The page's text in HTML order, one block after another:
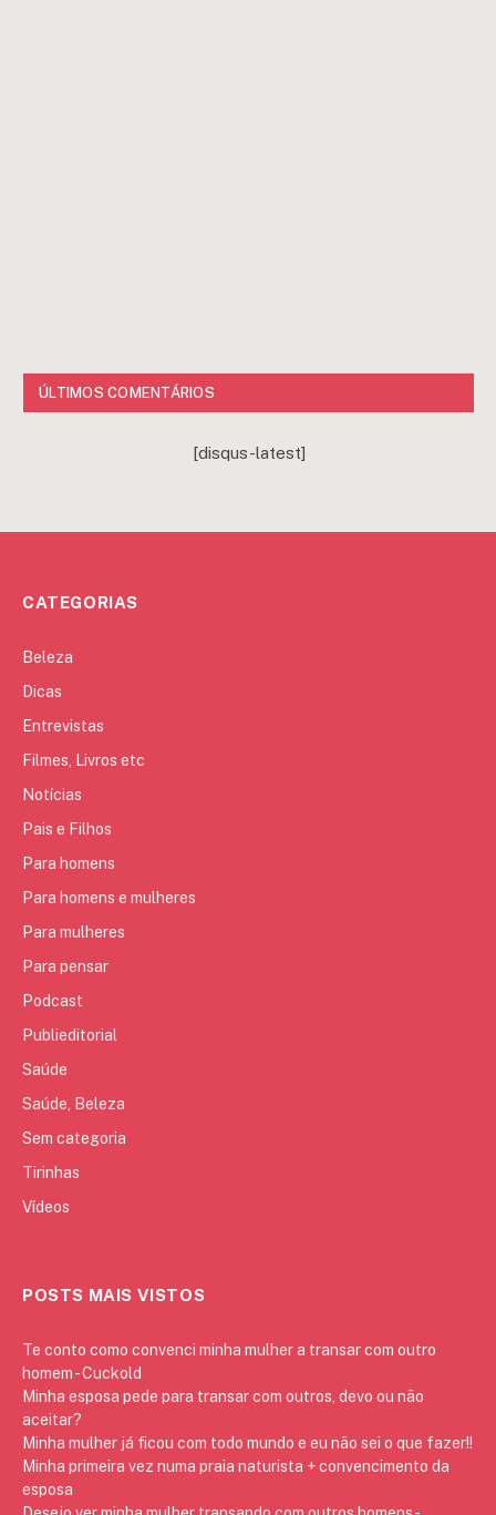
ÚLTIMOS COMENTÁRIOS
[disqus-latest]
CATEGORIAS
Beleza
Dicas
Entrevistas
Filmes, Livros etc
Notícias
Pais e Filhos
Para homens
Para homens e mulheres
Para mulheres
Para pensar
Podcast
Publieditorial
Saúde
Saúde, Beleza
Sem categoria
Tirinhas
Vídeos
POSTS MAIS VISTOS
Te conto como convenci minha mulher a transar com outro
homem - Cuckold
Minha esposa pede para transar com outros, devo ou não
aceitar?
Minha mulher já ficou com todo mundo e eu não sei o que fazer!!
Minha primeira vez numa praia naturista + convencimento da
esposa